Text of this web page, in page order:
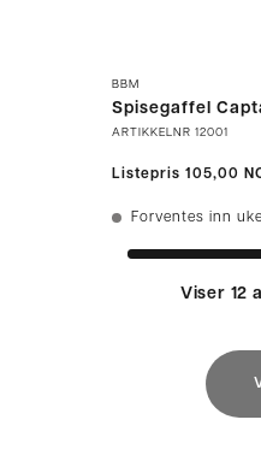
BBM
Spisegaffel
ARTIKKELNR 12001
Listepris 105,00
Forventes inn
Viser 12